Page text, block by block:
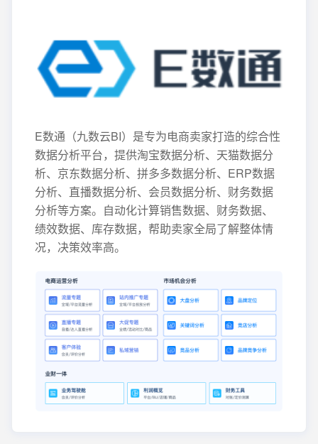
E数通（九数云BI）是专为电商卖家打造的综合性
数据分析平台，提供淘宝数据分析、天猫数据分
析、京东数据分析、拼多多数据分析、ERP数据
分析、直播数据分析、会员数据分析、财务数据
分析等方案。自动化计算销售数据、财务数据、
绩效数据、库存数据，帮助卖家全局了解整体情
况，决策效率高。